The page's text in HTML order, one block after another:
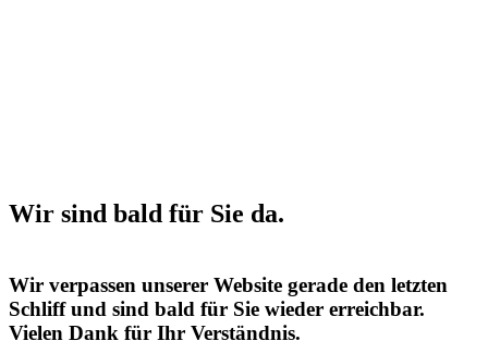
Wir sind bald für Sie da.
Wir verpassen unserer Website gerade den letzten
Schliff und sind bald für Sie wieder erreichbar.
Vielen Dank für Ihr Verständnis.